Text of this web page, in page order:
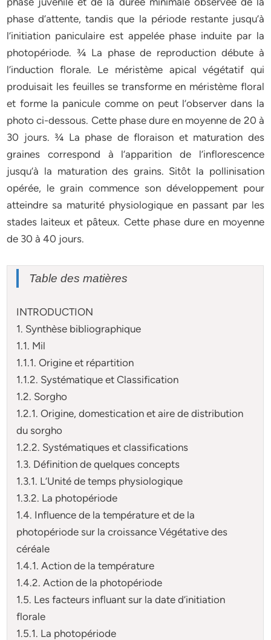
phase d’attente, tandis que la période restante jusqu’à
l’initiation paniculaire est appelée phase induite par la
photopériode. ¾ La phase de reproduction débute à
l’induction florale. Le méristème apical végétatif qui
produisait les feuilles se transforme en méristème floral
et forme la panicule comme on peut l’observer dans la
photo ci-dessous. Cette phase dure en moyenne de 20 à
30 jours. ¾ La phase de floraison et maturation des
graines correspond à l’apparition de l’inflorescence
jusqu’à la maturation des grains. Sitôt la pollinisation
opérée, le grain commence son développement pour
atteindre sa maturité physiologique en passant par les
stades laiteux et pâteux. Cette phase dure en moyenne
de 30 à 40 jours.
Table des matières
INTRODUCTION
1. Synthèse bibliographique
1.1. Mil
1.1.1. Origine et répartition
1.1.2. Systématique et Classification
1.2. Sorgho
1.2.1. Origine, domestication et aire de distribution
du sorgho
1.2.2. Systématiques et classifications
1.3. Définition de quelques concepts
1.3.1. L’Unité de temps physiologique
1.3.2. La photopériode
1.4. Influence de la température et de la
photopériode sur la croissance Végétative des
céréale
1.4.1. Action de la température
1.4.2. Action de la photopériode
1.5. Les facteurs influant sur la date d’initiation
florale
1.5.1. La photopériode